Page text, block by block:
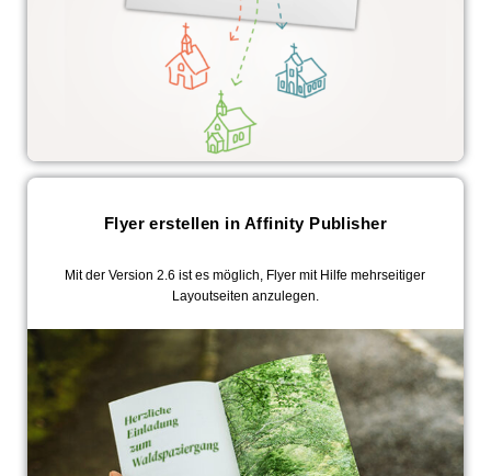
Flyer erstellen in Affinity Publisher
Mit der Version 2.6 ist es möglich, Flyer mit Hilfe mehrseitiger
Layoutseiten anzulegen.